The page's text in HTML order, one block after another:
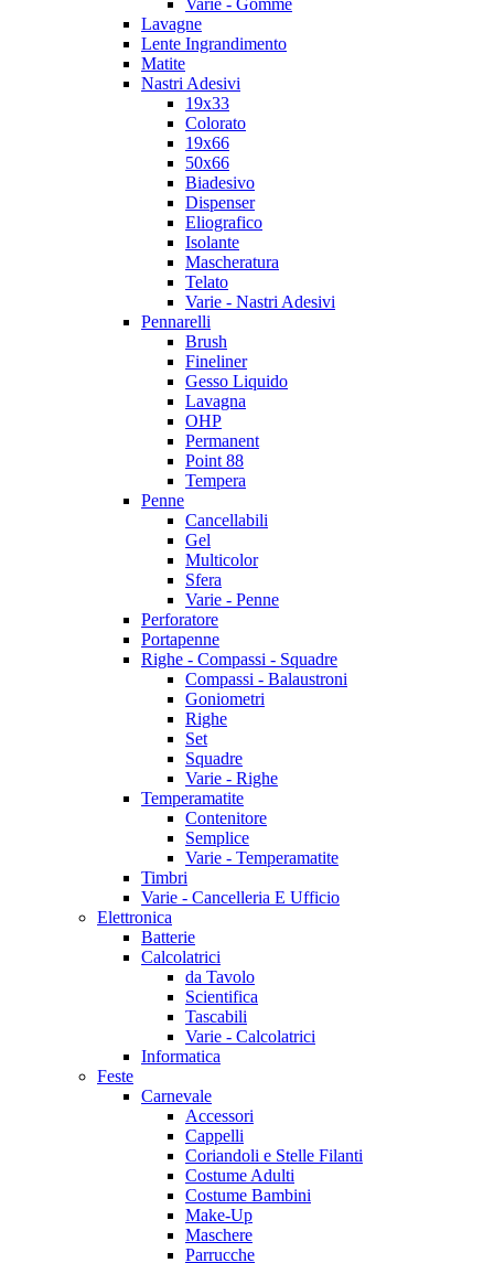
Varie - Gomme
Lavagne
Lente Ingrandimento
Matite
Nastri Adesivi
19x33
Colorato
19x66
50x66
Biadesivo
Dispenser
Eliografico
Isolante
Mascheratura
Telato
Varie - Nastri Adesivi
Pennarelli
Brush
Fineliner
Gesso Liquido
Lavagna
OHP
Permanent
Point 88
Tempera
Penne
Cancellabili
Gel
Multicolor
Sfera
Varie - Penne
Perforatore
Portapenne
Righe - Compassi - Squadre
Compassi - Balaustroni
Goniometri
Righe
Set
Squadre
Varie - Righe
Temperamatite
Contenitore
Semplice
Varie - Temperamatite
Timbri
Varie - Cancelleria E Ufficio
Elettronica
Batterie
Calcolatrici
da Tavolo
Scientifica
Tascabili
Varie - Calcolatrici
Informatica
Feste
Carnevale
Accessori
Cappelli
Coriandoli e Stelle Filanti
Costume Adulti
Costume Bambini
Make-Up
Maschere
Parrucche